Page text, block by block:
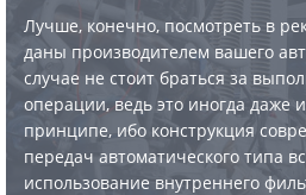
Лучше, конечно, посмотреть в
даны производителем вашего
случае не стоит браться за
операции, ведь это иногда даже
принципе, ибо конструкция
передач автоматического типа
использование внутреннего